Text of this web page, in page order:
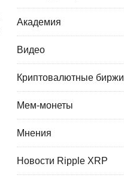
Академия
Видео
Криптовалютные биржи
Мем-монеты
Мнения
Новости Ripple XRP